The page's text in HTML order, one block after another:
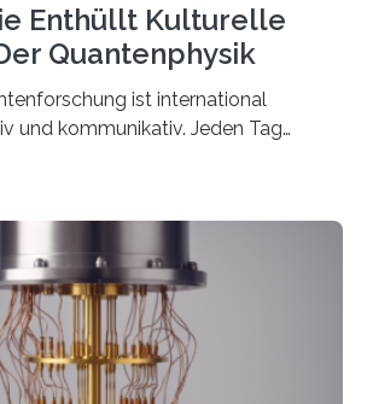
Enthüllt Kulturelle
Quantenphysik
ist international
und kommunikativ. Jeden Tag
die eng zusammenarbeiten. Neue
Dies ist der Alltag in
Quantentheorie, die dieses Jahr 100
ist, weshalb die UNESCO 2025 zum
der Quantenwissenschaft und -
hat. Doch nun hat eine